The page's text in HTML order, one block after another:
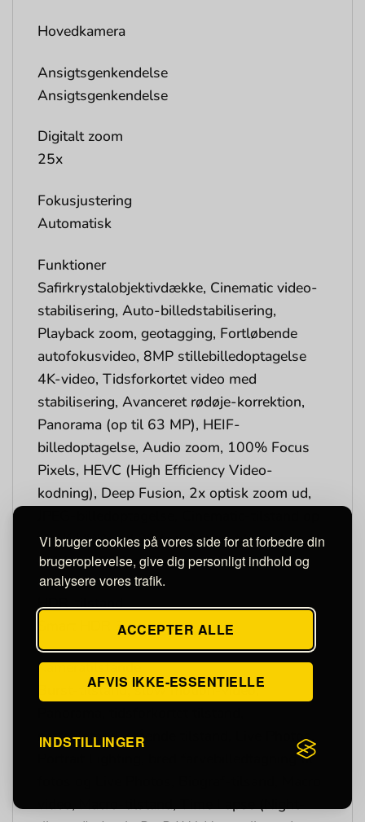
Vi bruger cookies på vores side for at forbedre din
brugeroplevelse, give dig personligt indhold og
analysere vores trafik.
ACCEPTER ALLE
AFVIS IKKE-ESSENTIELLE
INDSTILLINGER
Hovedkamera
Ansigtsgenkendelse
Ansigtsgenkendelse
Digitalt zoom
25x
Fokusjustering
Automatisk
Funktioner
Safirkrystalobjektivdække, Cinematic video-
stabilisering, Auto-billedstabilisering,
Playback zoom, geotagging, Fortløbende
autofokusvideo, 8MP stillebilledoptagelse
4K-video, Tidsforkortet video med
stabilisering, Avanceret rødøje-korrektion,
Panorama (op til 63 MP), HEIF-
billedoptagelse, Audio zoom, 100% Focus
Pixels, HEVC (High Efficiency Video-
kodning), Deep Fusion, 2x optisk zoom ud,
til 4K HDR ved 30 fps, Action-tilstand op til
2,8K ved 60 fps, Ph
HDR-tilstand
Smart HDR 5
Kameratilstande
Burst-tilstand, slow motion-video,
nattetilstand, stående tilstand, Live Photos,
Portrait Lighting, bred farvebilledtagning til
video, Macro-tilstand, Time Lapse (Night-